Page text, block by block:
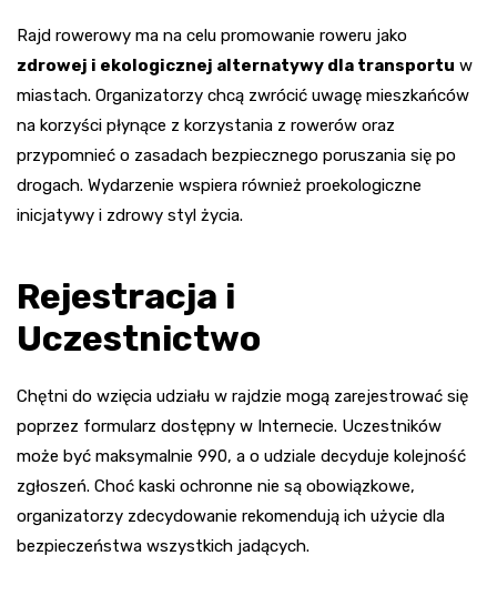
Rajd rowerowy ma na celu promowanie roweru jako
zdrowej i ekologicznej alternatywy dla transportu w
miastach. Organizatorzy chcą zwrócić uwagę mieszkańców
na korzyści płynące z korzystania z rowerów oraz
przypomnieć o zasadach bezpiecznego poruszania się po
drogach. Wydarzenie wspiera również proekologiczne
inicjatywy i zdrowy styl życia.
Rejestracja i
Uczestnictwo
Chętni do wzięcia udziału w rajdzie mogą zarejestrować się
poprzez formularz dostępny w Internecie. Uczestników
może być maksymalnie 990, a o udziale decyduje kolejność
zgłoszeń. Choć kaski ochronne nie są obowiązkowe,
organizatorzy zdecydowanie rekomendują ich użycie dla
bezpieczeństwa wszystkich jadących.